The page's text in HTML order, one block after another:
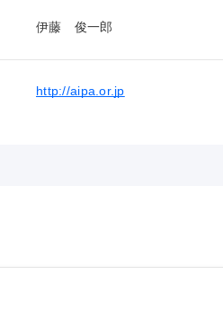
伊藤　俊一郎
http://aipa.or.jp